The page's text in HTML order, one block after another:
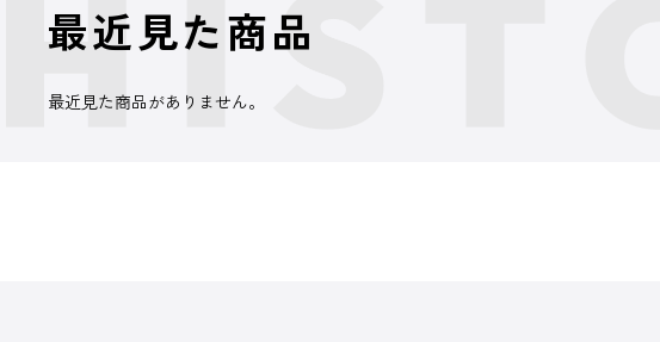
最近見た商品
最近見た商品がありません。